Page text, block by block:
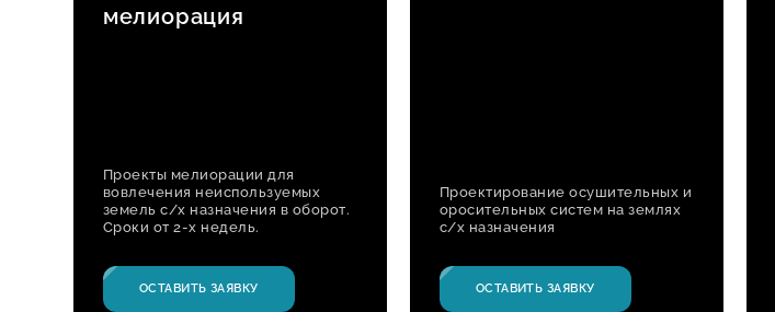
мелиорация
Проекты мелиорации для
вовлечения неиспользуемых
земель с/х назначения в оборот.
Сроки от 2-х недель.
ОСТАВИТЬ ЗАЯВКУ
Проектирование осушительных и
оросительных систем на землях
с/х назначения
ОСТАВИТЬ ЗАЯВКУ